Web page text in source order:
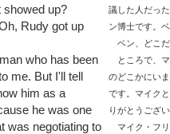
showed up?
Rudy got up
who has been
me. But I'll tell
him as a
he was one
was negotiating to
議した人だっ
ン博士です。
ベン、どこだ
ところで、マ
のどこかにい
です。マイク
りがとうござい
マイク・フリ